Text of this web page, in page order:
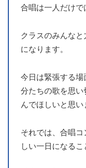
合唱は一人だけで
クラスのみんな
になります。
今日は緊張する場
分たちの歌を思い
んでほしいと思い
それでは、合唱
しい一日になるこ